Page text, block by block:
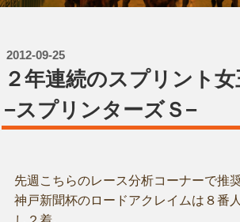
2012-09-25
２年連続のスプリント女
−スプリンターズＳ−
先週こちらのレース分析コーナーで推
神戸新聞杯のロードアクレイムは８番